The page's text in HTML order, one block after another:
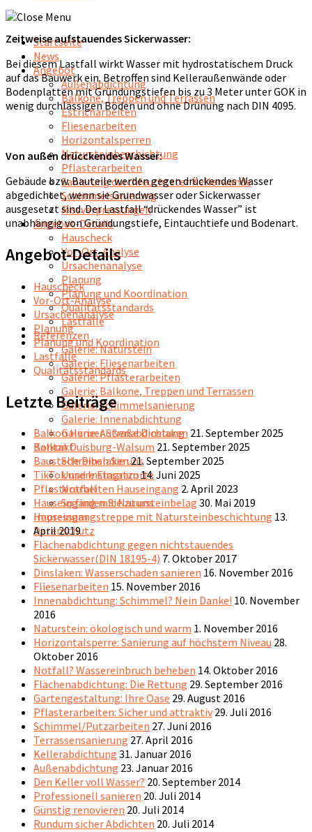
Startseite
News
Angebot
Außenabdichtung
Balkone, Treppen und Terrassen
Estricharbeiten
Fliesenarbeiten
Horizontalsperren
Natursteinbeschichtung
Pflasterarbeiten
Sanierung durchfeuchteter Kellerwände
Schimmelsanierung
Rissverpressungen
Angebot-Details
Hauscheck
Vor-Ort-Analyse
Ursachenanalyse
Planung
Planung und Koordination
Qualitätsstandards
Lastfälle
Referenzen
Galerie: Naturstein
Galerie: Fliesenarbeiten
Galerie: Pflasterarbeiten
Galerie: Balkone, Treppen und Terrassen
Galerie: Schimmelsanierung
Galerie: Innenabdichtung
Galerie: Außenabdichtung
Kontakt
Schreiben Sie uns
Unsere Einsatzorte
Notfall
So finden Sie zu uns
Impressum
Datenschutz
Zeitweise aufstauendes Sickerwasser:
Bei diesem Lastfall wirkt Wasser mit hydrostatischem Druck
auf das Bauwerk ein. Betroffen sind Kelleraußenwände oder
Bodenplatten mit Gründungstiefen bis zu 3 Meter unter GOK in
wenig durchlässigen Böden und ohne Drünung nach DIN 4095.
Von außen drücckendes Wasser:
Gebäude bzw. Bauteile werden gegen drückendes Wasser
abgedichtet, wenn sie Grundwasser oder Sickerwasser
ausgesetzt sind. Der Lastfall “drückendes Wasser” ist
unabhängig von Gründungstiefe, Eintauchtiefe und Bodenart.
Angebot-Details
Hauscheck
Vor-Ort-Analyse
Ursachenanalyse
Planung
Planung und Koordination
Lastfälle
Qualitätsstandards
Letzte Beiträge
Balkon Hünxer Straße Dinslaken 21. September 2025
Balkon Duisburg-Walsum 21. September 2025
Baustelle Dinslaken21. September 2025
TikTok und Instagram14. Juni 2025
Pflasterarbeiten Hauseingang 2. April 2023
Hauseingang mit Natursteinbelag 30. Mai 2019
Hauseingangstreppe mit Natursteinbeschichtung 13.
April 2019
Flächenabdichtung gegen nichtstauendes
Sickerwasser(DIN 18195-4) 7. Oktober 2017
Dinslaken: Wasserschaden sanieren 16. November 2016
Fliesenarbeiten 15. November 2016
Innenabdichtung: Schimmel? Nein Danke! 10. November
2016
Naturstein: ökologisch und warm 1. November 2016
Horizontalsperre: Sanierung auf höchstem Niveau 28.
Oktober 2016
Notfall? Wassereinbruch beheben 14. Oktober 2016
Flächenabdichtung: Die Rettung 29. September 2016
Gartengestaltung: Ihre Oase 29. August 2016
Pflasterarbeiten: Sicher und attraktiv 29. Juli 2016
Schimmel/Putzarbeiten 27. Juni 2016
Terrassensanierung 27. April 2016
Kellerabdichtung 31. Januar 2016
Außenabdichtung 23. Januar 2016
Den Keller voll Wasser? 20. September 2014
Professionell sanieren 20. Juli 2014
Günstig renovieren 20. Juli 2014
Rundum sicher Abdichten 20. Juli 2014